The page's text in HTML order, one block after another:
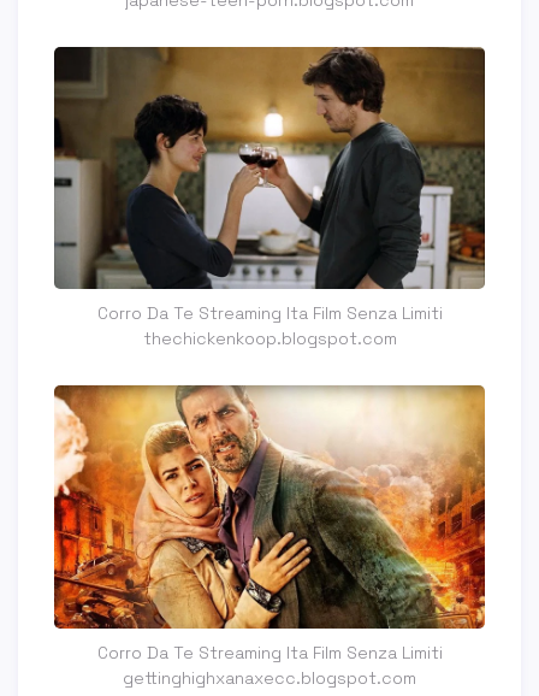
Corro Da Te Streaming Ita Film Senza Limiti
thechickenkoop.blogspot.com
Corro Da Te Streaming Ita Film Senza Limiti
gettinghighxanaxecc.blogspot.com